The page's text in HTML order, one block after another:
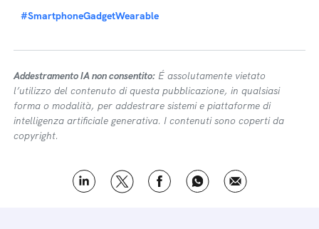
#SmartphoneGadgetWearable
Addestramento IA non consentito: É assolutamente vietato
l’utilizzo del contenuto di questa pubblicazione, in qualsiasi
forma o modalità, per addestrare sistemi e piattaforme di
intelligenza artificiale generativa. I contenuti sono coperti da
copyright.